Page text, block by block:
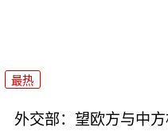
最热
外交部：望欧方与中